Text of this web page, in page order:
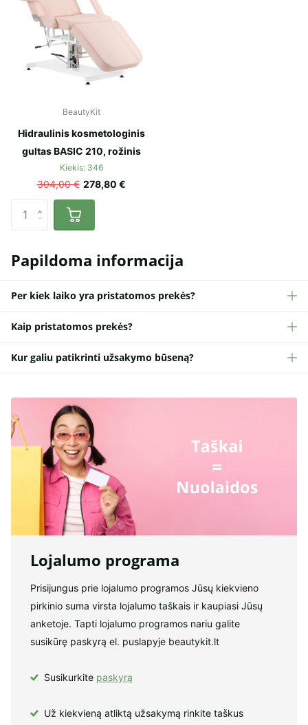
BeautyKit
Hidraulinis kosmetologinis
gultas BASIC 210, rožinis
Kiekis: 346
304,00 € 278,80 €
Papildoma informacija
Per kiek laiko yra pristatomos prekės?
Kaip pristatomos prekės?
Kur galiu patikrinti užsakymo būseną?
Lojalumo programa
Prisijungus prie lojalumo programos Jūsų kiekvieno
pirkinio suma virsta lojalumo taškais ir kaupiasi Jūsų
anketoje. Tapti lojalumo programos nariu galite
susikūrę paskyrą el. puslapyje beautykit.lt
Susikurkite paskyrą
Už kiekvieną atliktą užsakymą rinkite taškus